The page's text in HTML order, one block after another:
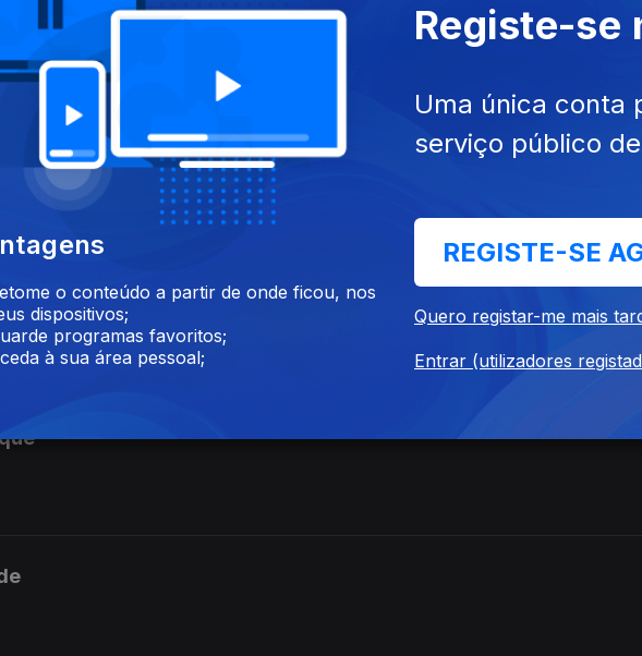
o conteúdo a partir de onde ficou, nos
dispositivos;
programas favoritos;
à sua área pessoal;
Registe-se
Uma única conta
serviço público
REGISTE-SE
Quero registar-me mais
Entrar (utilizadores